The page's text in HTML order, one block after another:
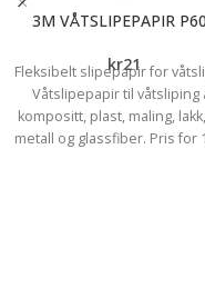
3M VÅTSLIPEPAPIR
kr21
Fleksibelt slipepapir for
Våtslipepapir til våtsliping
kompositt, plast, maling,
metall og glassfiber. Pris for